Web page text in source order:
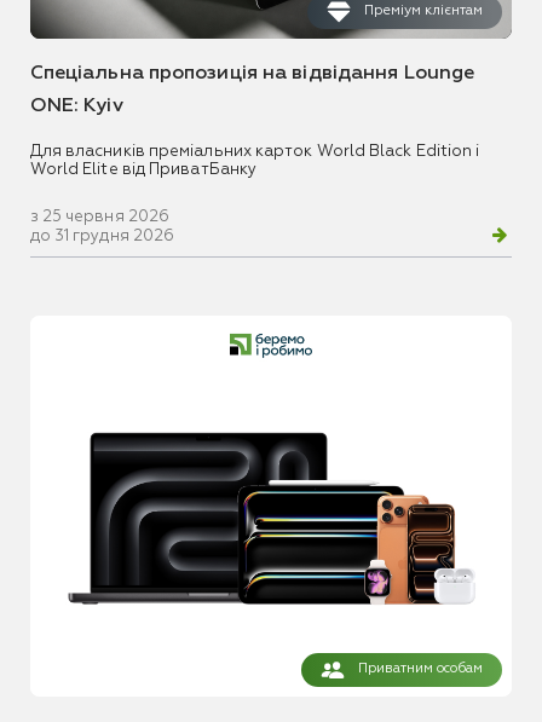
Преміум клієнтам
Спеціальна пропозиція на відвідання Lounge
ONE: Kyiv
Для власників преміальних карток World Black Edition і
World Elite від ПриватБанку
з 25 червня 2026
до 31 грудня 2026
Приватним особам